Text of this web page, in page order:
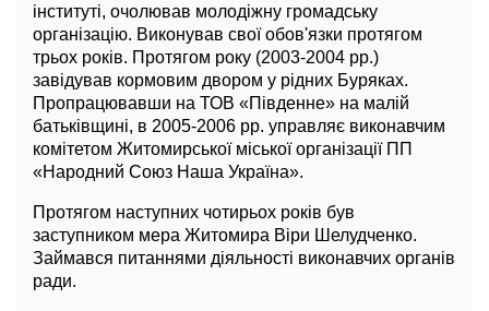
інституті, очолював молодіжну громадську
організацію. Виконував свої обов'язки протягом
трьох років. Протягом року (2003-2004 рр.)
завідував кормовим двором у рідних Буряках.
Пропрацювавши на ТОВ «Південне» на малій
батьківщині, в 2005-2006 рр. управляє виконавчим
комітетом Житомирської міської організації ПП
«Народний Союз Наша Україна».
Протягом наступних чотирьох років був
заступником мера Житомира Віри Шелудченко.
Займався питаннями діяльності виконавчих органів
ради.